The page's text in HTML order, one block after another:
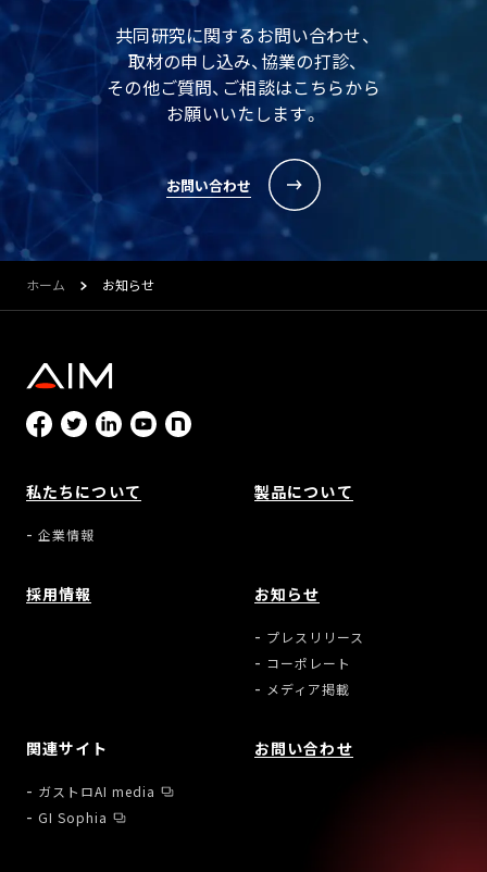
共同研究に関するお問い合わせ、
取材の申し込み、協業の打診、
その他ご質問、ご相談はこちらから
お願いいたします。
お問い合わせ
ホーム お知らせ
私たちについて
企業情報
製品について
採用情報 お知らせ
プレスリリース
コーポレート
メディア掲載
関連サイト
ガストロAI media
GI Sophia
お問い合わせ